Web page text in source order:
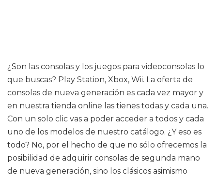
¿Son las consolas y los juegos para videoconsolas lo
que buscas? Play Station, Xbox, Wii. La oferta de
consolas de nueva generación es cada vez mayor y
en nuestra tienda online las tienes todas y cada una.
Con un solo clic vas a poder acceder a todos y cada
uno de los modelos de nuestro catálogo. ¿Y eso es
todo? No, por el hecho de que no sólo ofrecemos la
posibilidad de adquirir consolas de segunda mano
de nueva generación, sino los clásicos asimismo